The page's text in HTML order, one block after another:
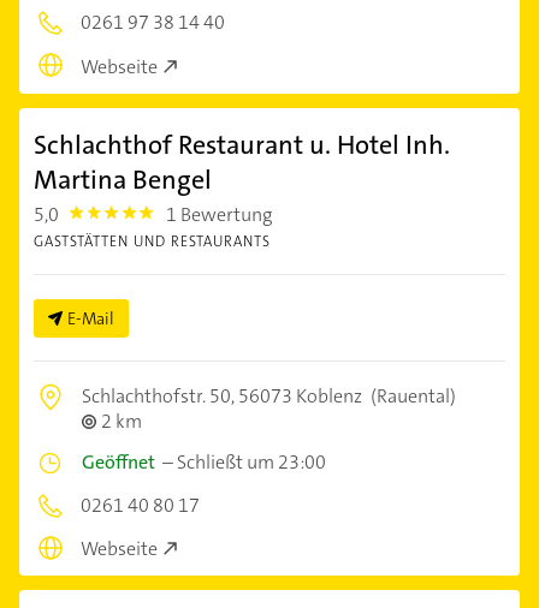
0261 97 38 14 40
Webseite
Schlachthof Restaurant u. Hotel Inh.
Martina Bengel
5,0 5.0 1 Bewertung
GASTSTÄTTEN UND RESTAURANTS
E-Mail
Schlachthofstr. 50,56073 Koblenz (Rauental)
2 km
Geöffnet –Schließt um 23:00
0261 40 80 17
Webseite